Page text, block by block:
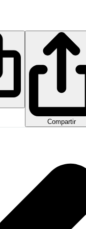
Compartir